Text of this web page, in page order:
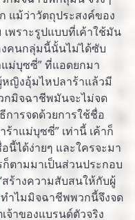
แม้ว่าวัตถุประสงค์ของ
เพราะรูปแบบที่เค้าใช้มัน
คนกลุ่มนี้นั้นไม่ได้ซับ
แม่บุซซี่” ที่แอดยกมา
ญิงอุ้มไหปลาร้าแล้วมี
กมิจฉาชีพมันจะไม่จด
การจดด้วยการใช้ชื่อ
าแม่บุซซี่” เท่านี้ เค้าก็
นี้ได้ง่ายๆ และใครจะมา
ตามมาเป็นส่วนประกอบ
สร้างความสับสนให้กับผู้
ทำไมมิจฉาชีพพวกนี้จึงจด
จ้าของแบรนด์ตัวจริง